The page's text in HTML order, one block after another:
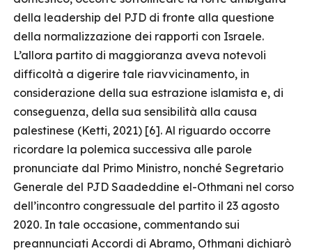
della leadership del PJD di fronte alla questione
della normalizzazione dei rapporti con Israele.
L’allora partito di maggioranza aveva notevoli
difficoltà a digerire tale riavvicinamento, in
considerazione della sua estrazione islamista e, di
conseguenza, della sua sensibilità alla causa
palestinese (Ketti, 2021) [6]. Al riguardo occorre
ricordare la polemica successiva alle parole
pronunciate dal Primo Ministro, nonché Segretario
Generale del PJD Saadeddine el-Othmani nel corso
dell’incontro congressuale del partito il 23 agosto
2020. In tale occasione, commentando sui
preannunciati Accordi di Abramo, Othmani dichiarò